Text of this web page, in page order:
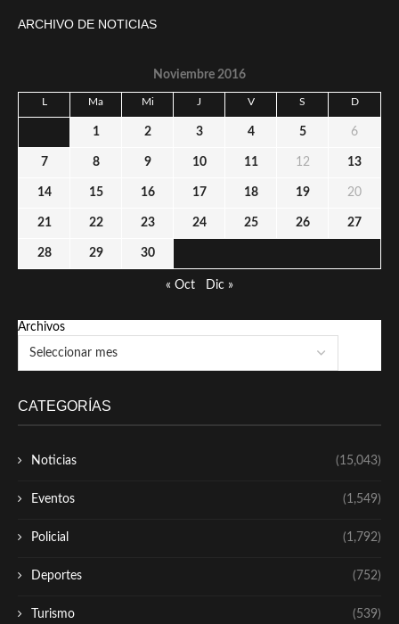
ARCHIVO DE NOTICIAS
Noviembre 2016
L Ma Mi J V S D
1 2 3 4 5 6
7 8 9 10 11 12 13
14 15 16 17 18 19 20
21 22 23 24 25 26 27
28 29 30
« Oct Dic »
Archivos
CATEGORÍAS
Noticias (15,043)
Eventos (1,549)
Policial (1,792)
Deportes (752)
Turismo (539)